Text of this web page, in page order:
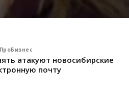
ПроБизнес
атакуют новосибирские
почту